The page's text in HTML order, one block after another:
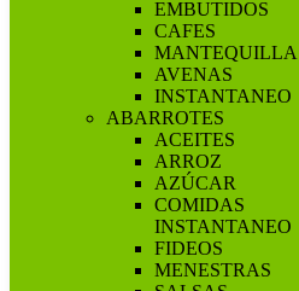
EMBUTIDOS
CAFES
MANTEQUILLA
AVENAS
INSTANTANEO
ABARROTES
ACEITES
ARROZ
AZÚCAR
COMIDAS
INSTANTANEO
FIDEOS
MENESTRAS